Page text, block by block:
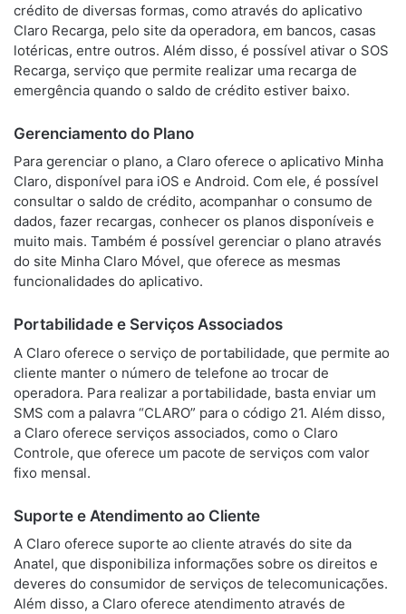
crédito de diversas formas, como através do aplicativo
Claro Recarga, pelo site da operadora, em bancos, casas
lotéricas, entre outros. Além disso, é possível ativar o SOS
Recarga, serviço que permite realizar uma recarga de
emergência quando o saldo de crédito estiver baixo.
Gerenciamento do Plano
Para gerenciar o plano, a Claro oferece o aplicativo Minha
Claro, disponível para iOS e Android. Com ele, é possível
consultar o saldo de crédito, acompanhar o consumo de
dados, fazer recargas, conhecer os planos disponíveis e
muito mais. Também é possível gerenciar o plano através
do site Minha Claro Móvel, que oferece as mesmas
funcionalidades do aplicativo.
Portabilidade e Serviços Associados
A Claro oferece o serviço de portabilidade, que permite ao
cliente manter o número de telefone ao trocar de
operadora. Para realizar a portabilidade, basta enviar um
SMS com a palavra “CLARO” para o código 21. Além disso,
a Claro oferece serviços associados, como o Claro
Controle, que oferece um pacote de serviços com valor
fixo mensal.
Suporte e Atendimento ao Cliente
A Claro oferece suporte ao cliente através do site da
Anatel, que disponibiliza informações sobre os direitos e
deveres do consumidor de serviços de telecomunicações.
Além disso, a Claro oferece atendimento através de